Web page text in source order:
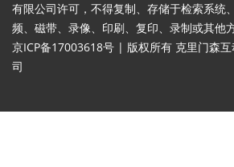
有限公司许可，不得复制、存储于检索系
频、磁带、录像、印刷、复印、录制或其他
京ICP备17003618号 | 版权所有 克里门森
司